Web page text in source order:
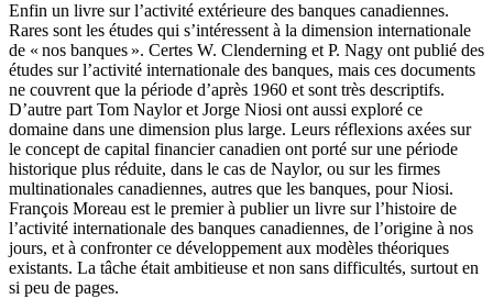
Enfin un livre sur l’activité extérieure des banques canadiennes.
Rares sont les études qui s’intéressent à la dimension internationale
de « nos banques ». Certes W. Clenderning et P. Nagy ont publié des
études sur l’activité internationale des banques, mais ces do­cuments
ne couvrent que la période d’après 1960 et sont très descriptifs.
D’autre part Tom Naylor et Jorge Niosi ont aussi exploré ce
domaine dans une dimension plus large. Leurs réflexions axées sur
le concept de capital financier canadien ont porté sur une période
historique plus réduite, dans le cas de Naylor, ou sur les firmes
multinationales canadiennes, autres que les banques, pour Niosi.
François Moreau est le premier à publier un livre sur l’histoire de
l’activité internationale des banques canadiennes, de l’origine à nos
jours, et à confronter ce développement aux modèles théoriques
existants. La tâche était ambitieuse et non sans difficultés, surtout en
si peu de pages.